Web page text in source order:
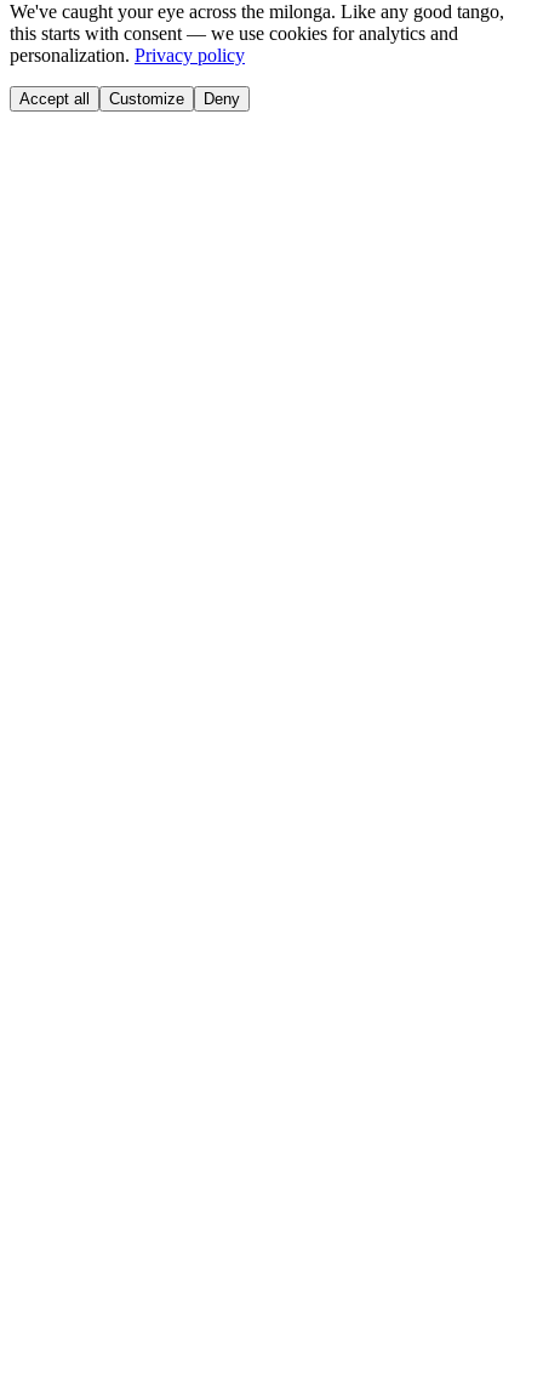
We've caught your eye across the milonga. Like any good tango,
this starts with consent — we use cookies for analytics and
personalization. Privacy policy
Accept all Customize Deny